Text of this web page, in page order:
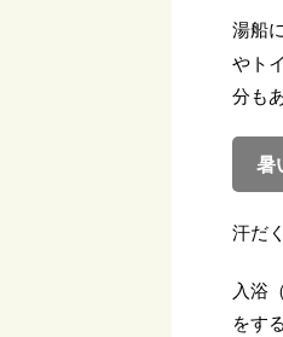
湯船
やト
分も
暑
汗だ
入浴
をす